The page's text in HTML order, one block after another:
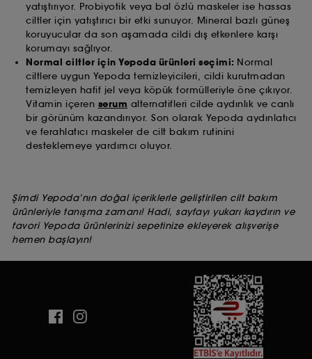
yatıştırıyor. Probiyotik veya bal özlü maskeler ise hassas
ciltler için yatıştırıcı bir etki sunuyor. Mineral bazlı güneş
koruyucular da son aşamada cildi dış etkenlere karşı
korumayı sağlıyor.
Normal ciltler için Yepoda ürünleri seçimi: Normal
ciltlere uygun Yepoda temizleyicileri, cildi kurutmadan
temizleyen hafif jel veya köpük formülleriyle öne çıkıyor.
Vitamin içeren serum alternatifleri cilde aydınlık ve canlı
bir görünüm kazandırıyor. Son olarak Yepoda aydınlatıcı
ve ferahlatıcı maskeler de cilt bakım rutinini
desteklemeye yardımcı oluyor.
Şimdi Yepoda’nın doğal içeriklerle geliştirilen cilt bakım
ürünleriyle tanışma zamanı! Hadi, sayfayı yukarı kaydırın ve
favori Yepoda ürünlerinizi sepetinize ekleyerek alışverişe
hemen başlayın!